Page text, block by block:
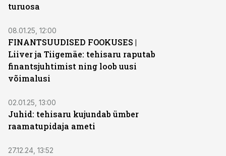
turuosa
08.01.25, 12:00
FINANTSUUDISED FOOKUSES |
Liiver ja Tiigemäe: tehisaru raputab
finantsjuhtimist ning loob uusi
võimalusi
02.01.25, 13:00
Juhid: tehisaru kujundab ümber
raamatupidaja ameti
27.12.24, 13:52